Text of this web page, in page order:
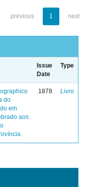
previous 1 next
Issue
Date
Type
do
em
aos
1878 Livro